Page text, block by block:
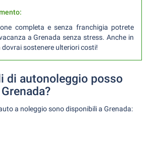
completa e senza franchigia potrete
a Grenada senza stress. Anche in
dovrai sostenere ulteriori costi!
di autonoleggio posso
a noleggio sono disponibili a Grenada: